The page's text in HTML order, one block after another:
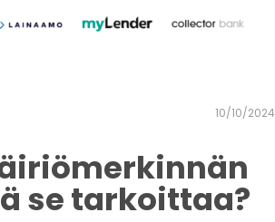
10/10/2024
se tarkoittaa?